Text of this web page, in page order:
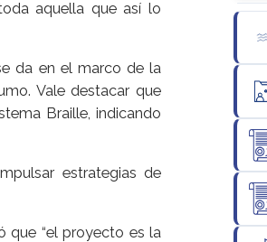
aquella que así lo
da en el marco de la
Vale destacar que
Braille, indicando
estrategias de
que “el proyecto es la